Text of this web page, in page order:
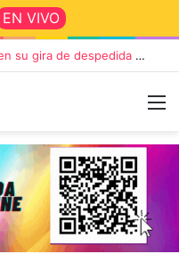
EN VIVO
Die Toten Hosen llega a Tandil en su gira de despedida «Fútbol, Asado, Vino y Adiós Amigos»